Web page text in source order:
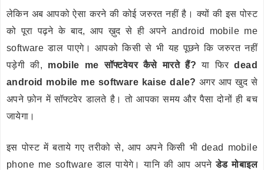
लेकिन अब आपको ऐसा करने की कोई जरुरत नहीं है। क्यों की इस पोस्ट
को पूरा पढ़ने के बाद, आप ख़ुद से ही अपने android mobile me
software डाल पाएगे। आपको किसी से भी यह पूछने कि जरुरत नहीं
पड़ेगी की, mobile me सॉफ्टवेयर कैसे मारते हैं? या फिरdead
android mobile me software kaise dale? अगर आप खुद से
अपने फ़ोन में सॉफ्टवेर डालते है। तो आपका समय और पैसा दोनों ही बच
जायेगा।
इस पोस्ट में बताये गए तरीको से, आप अपने किसी भी dead mobile
phone me software डाल पायेगे। यानि की आप अपनेडेड मोबाइल